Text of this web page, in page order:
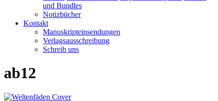
und Bundles
Notizbücher
Kontakt
Manuskripteinsendungen
Verlagsausschreibung
Schreib uns
ab12